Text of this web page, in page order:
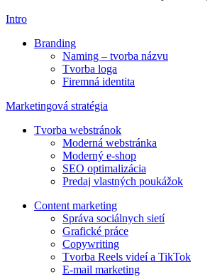
Intro
Branding
Naming – tvorba názvu
Tvorba loga
Firemná identita
Marketingová stratégia
Tvorba webstránok
Moderná webstránka
Moderný e-shop
SEO optimalizácia
Predaj vlastných poukážok
Content marketing
Správa sociálnych sietí
Grafické práce
Copywriting
Tvorba Reels videí a TikTok
E-mail marketing